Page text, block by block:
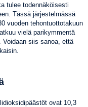
tulee todennäköisesti
Tässä järjestelmässä
vuoden tehontuottotakuun
vielä parikymmentä
siis sanoa, että
ovat 10,3